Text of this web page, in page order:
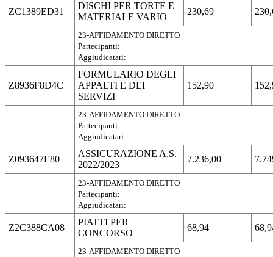
ZC1389ED31
DISCHI PER TORTE E
MATERIALE VARIO
230,69
23-AFFIDAMENTO DIRETTO
Partecipanti:
Aggiudicatari:
Z8936F8D4C
FORMULARIO DEGLI
APPALTI E DEI
SERVIZI
152,90
23-AFFIDAMENTO DIRETTO
Partecipanti:
Aggiudicatari:
Z093647E80
ASSICURAZIONE A.S.
2022/2023
7.236,00
23-AFFIDAMENTO DIRETTO
Partecipanti:
Aggiudicatari:
Z2C388CA08
PIATTI PER
CONCORSO
68,94
23-AFFIDAMENTO DIRETTO